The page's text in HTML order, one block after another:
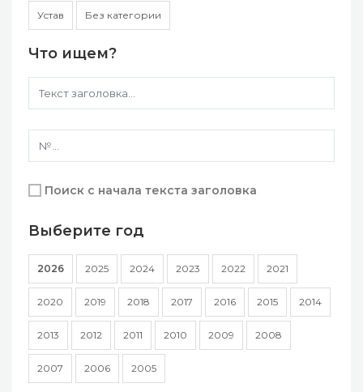
Устав Без категории
Что ищем?
Поиск с начала текста заголовка
Выберите год
2026 2025 2024 2023 2022 2021
2020 2019 2018 2017 2016 2015 2014
2013 2012 2011 2010 2009 2008
2007 2006 2005